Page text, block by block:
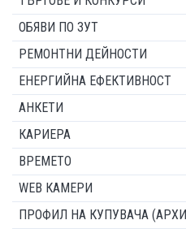
ОБЯВИ ПО ЗУТ
РЕМОНТНИ ДЕЙНОСТИ
ЕНЕРГИЙНА ЕФЕКТИВНОСТ
АНКЕТИ
КАРИЕРА
ВРЕМЕТО
WEB КАМЕРИ
ПРОФИЛ НА КУПУВАЧА